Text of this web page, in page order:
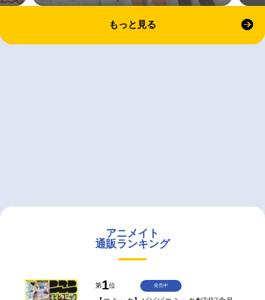
もっと見る
アニメイト
通販ランキング
第1位 発売中